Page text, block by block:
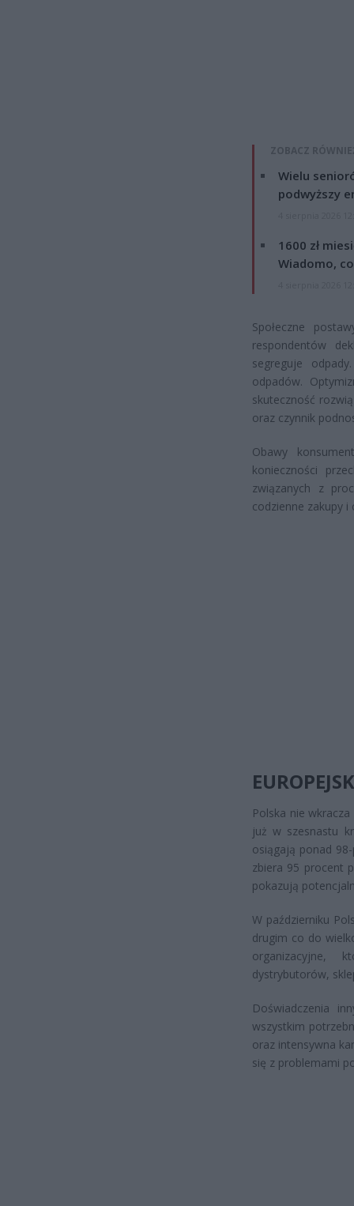
ZOBACZ
Wielu
podwyższy
1600 zł
Wiadomo,
Społeczne
respondentów
segreguje
odpadów.
skuteczność
oraz czynnik
Obawy
konieczności
związanych z
codzienne zakupy
Polska nie
już w szesnastu
osiągają ponad
zbiera 95 procent
pokazują
W październiku
drugim co do
organizacyjne,
dystrybutorów,
Doświadczenia
wszystkim
oraz intensywna
się z problemami